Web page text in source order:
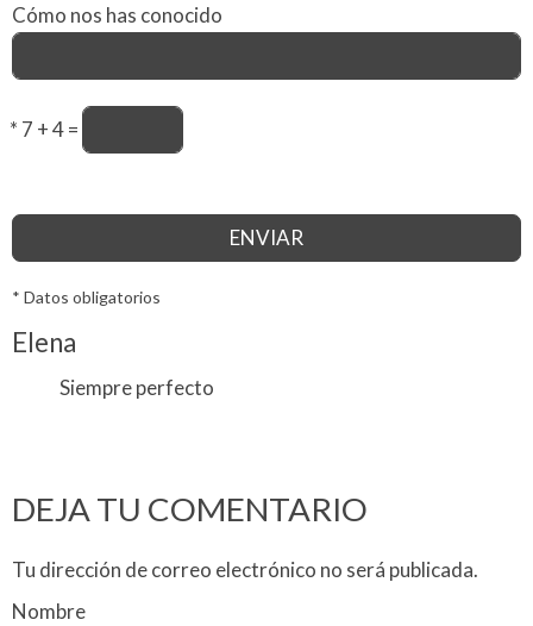
Cómo nos has conocido
* 7 + 4 =
ENVIAR
* Datos obligatorios
Elena
Siempre perfecto
DEJA TU COMENTARIO
Tu dirección de correo electrónico no será publicada.
Nombre